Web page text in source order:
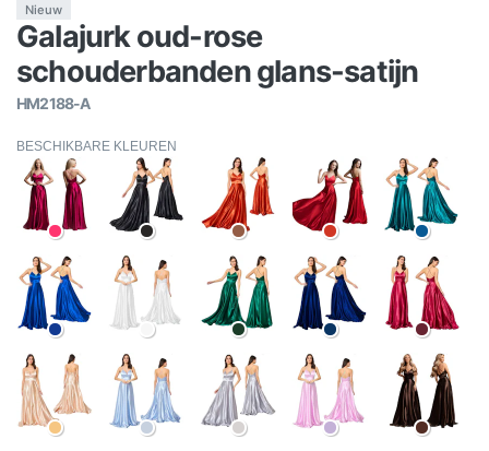
Nieuw
Galajurk oud-rose
schouderbanden glans-satijn
HM2188-A
BESCHIKBARE KLEUREN